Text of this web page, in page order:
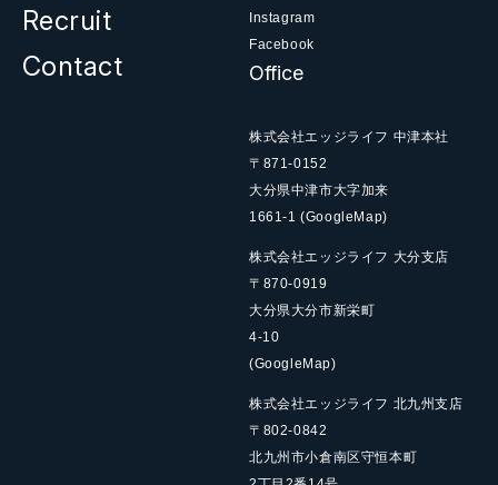
Recruit
Contact
Instagram
Facebook
Office
株式会社エッジライフ 中津本社
〒871-0152
大分県中津市大字加来
1661-1(GoogleMap)
株式会社エッジライフ 大分支店
〒870-0919
大分県大分市新栄町
4-10
(GoogleMap)
株式会社エッジライフ 北九州支店
〒802-0842
北九州市小倉南区守恒本町